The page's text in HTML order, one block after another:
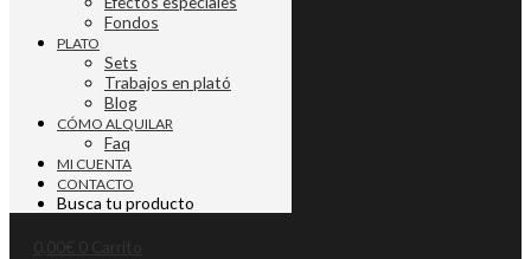
Fondos
PLATO
Sets
Trabajos en plató
Blog
CÓMO ALQUILAR
Faq
MI CUENTA
CONTACTO
Busca tu producto